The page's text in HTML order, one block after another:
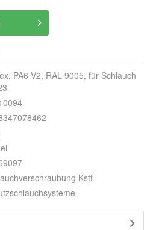
PA6 V2, RAL 9005, für Schlauch
Kstf